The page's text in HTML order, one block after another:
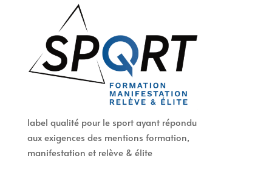
label qualité pour le sport ayant répondu
aux exigences des mentions formation,
manifestation et relève & élite